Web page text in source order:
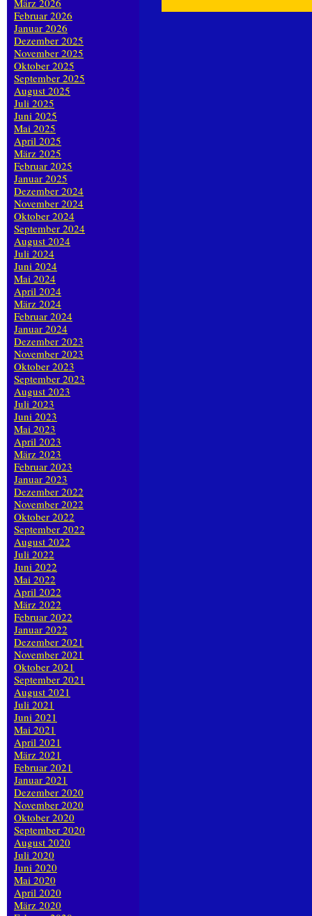
März 2026
Februar 2026
Januar 2026
Dezember 2025
November 2025
Oktober 2025
September 2025
August 2025
Juli 2025
Juni 2025
Mai 2025
April 2025
März 2025
Februar 2025
Januar 2025
Dezember 2024
November 2024
Oktober 2024
September 2024
August 2024
Juli 2024
Juni 2024
Mai 2024
April 2024
März 2024
Februar 2024
Januar 2024
Dezember 2023
November 2023
Oktober 2023
September 2023
August 2023
Juli 2023
Juni 2023
Mai 2023
April 2023
März 2023
Februar 2023
Januar 2023
Dezember 2022
November 2022
Oktober 2022
September 2022
August 2022
Juli 2022
Juni 2022
Mai 2022
April 2022
März 2022
Februar 2022
Januar 2022
Dezember 2021
November 2021
Oktober 2021
September 2021
August 2021
Juli 2021
Juni 2021
Mai 2021
April 2021
März 2021
Februar 2021
Januar 2021
Dezember 2020
November 2020
Oktober 2020
September 2020
August 2020
Juli 2020
Juni 2020
Mai 2020
April 2020
März 2020